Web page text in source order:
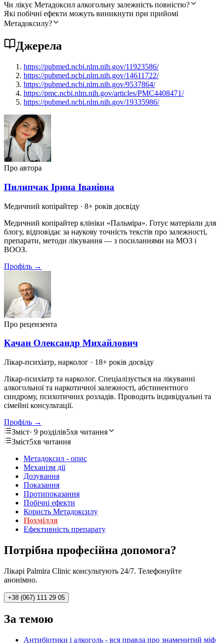
Чи лікує Метадоксил алкогольну залежність повністю?
Які побічні ефекти можуть виникнути при прийомі
Метадоксилу?
Джерела
https://pubmed.ncbi.nlm.nih.gov/11923586/
https://pubmed.ncbi.nlm.nih.gov/14611722/
https://pubmed.ncbi.nlm.nih.gov/9537864/
https://pmc.ncbi.nlm.nih.gov/articles/PMC4408471/
https://pubmed.ncbi.nlm.nih.gov/19335986/
Про автора
Пилипчак Ірина Іванівна
Медичний копірайтер · 8+ років досвіду
Медичний копірайтер клініки «Пальміра». Готує матеріали для
блогу, відповідає за наукову точність текстів про залежності,
препарати, методи лікування — з посиланнями на МОЗ і
ВООЗ.
Профіль →
Про рецензента
Качан Олександр Михайлович
Лікар-психіатр, нарколог · 18+ років досвіду
Лікар-психіатр та нарколог. Спеціалізується на лікуванні
алкогольної та наркотичної залежності, абстинентного
синдрому, психотичних розладів. Проводить індивідуальні та
сімейні консультації.
Профіль →
Зміст· 9 розділів5хв читання
Зміст5хв читання
Метадоксил - опис
Механізм дії
Дозування
Показання
Протипоказання
Побічні ефекти
Користь Метадоксилу
Похмілля
Ефективність препарату
Потрібна професійна допомога?
Лікарі Palmira Clinic консультують 24/7. Телефонуйте
анонімно.
+38 (067) 111 29 05
За темою
Антибіотики і алкоголь - вся правда про знаменитий міф